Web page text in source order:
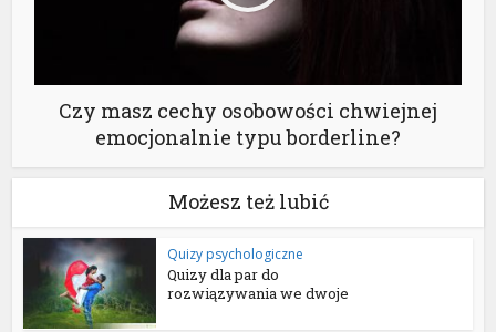
Czy masz cechy osobowości chwiejnej
emocjonalnie typu borderline?
Możesz też lubić
Quizy psychologiczne
Quizy dla par do
rozwiązywania we dwoje